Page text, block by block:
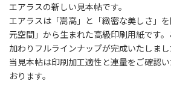
エアラスの新しい見本帖です。
エアラスは「嵩高」と「緻密な美しさ」
元空間」から生まれた高級印刷用紙です
加わりフルラインナップが完成いたしまし
当見本帖は印刷加工適性と連量をご確認
おります。